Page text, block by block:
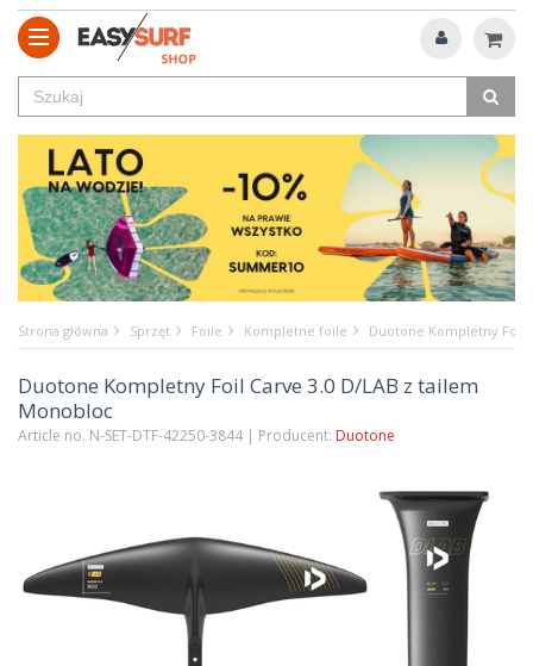
Strona główna Sprzęt Foile Kompletne foile Duotone Kompletny Foil
Duotone Kompletny Foil Carve 3.0 D/LAB z tailem
Monobloc
Article no. N-SET-DTF-42250-3844 | Producent: Duotone